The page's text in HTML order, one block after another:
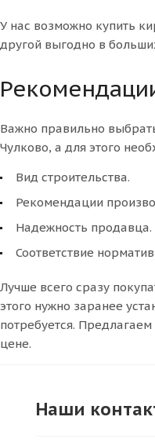
У нас возможно купить
другой выгодно в
Важно правильно
Чулково, а для этого
Вид строительства.
Рекомендации
Надежность продавца.
Соответствие
Лучше всего сразу
этого нужно заранее
потребуется.
цене.
Наши